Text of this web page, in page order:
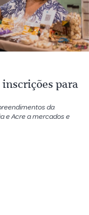
para
da
e Acre a mercados e